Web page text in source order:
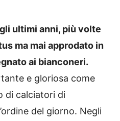
ultimi anni, più volte
ma mai approdato in
ai bianconeri.
e gloriosa come
di calciatori di
del giorno. Negli